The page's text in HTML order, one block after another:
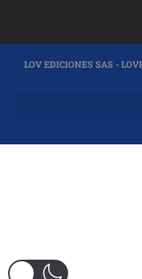
LOV EDICIONES SAS -